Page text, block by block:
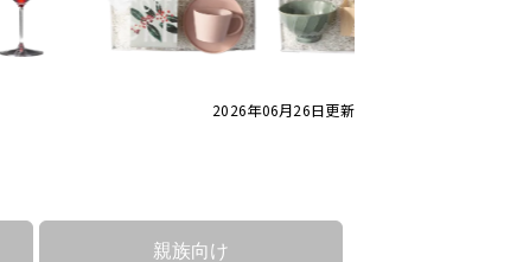
2026年06月26日更新
親族向け